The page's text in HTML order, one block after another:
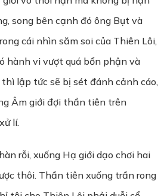
song bên cạnh đó ông Bụt và
cái nhìn săm soi của Thiên Lôi,
hành vi vượt quá bổn phận và
lập tức sẽ bị sét đánh cảnh cáo,
Âm giới đợi thần tiên trên
lí.
rỗi, xuống Hạ giới dạo chơi hai
thôi. Thần tiên xuống trần rong